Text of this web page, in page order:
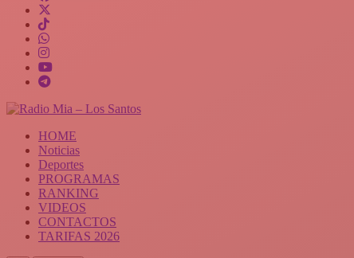
HOME
Noticias
Deportes
PROGRAMAS
RANKING
VIDEOS
CONTACTOS
TARIFAS 2026